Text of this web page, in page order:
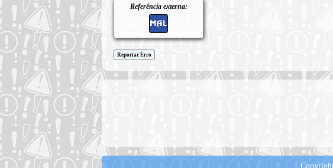
Referência externa:
Reportar Erro